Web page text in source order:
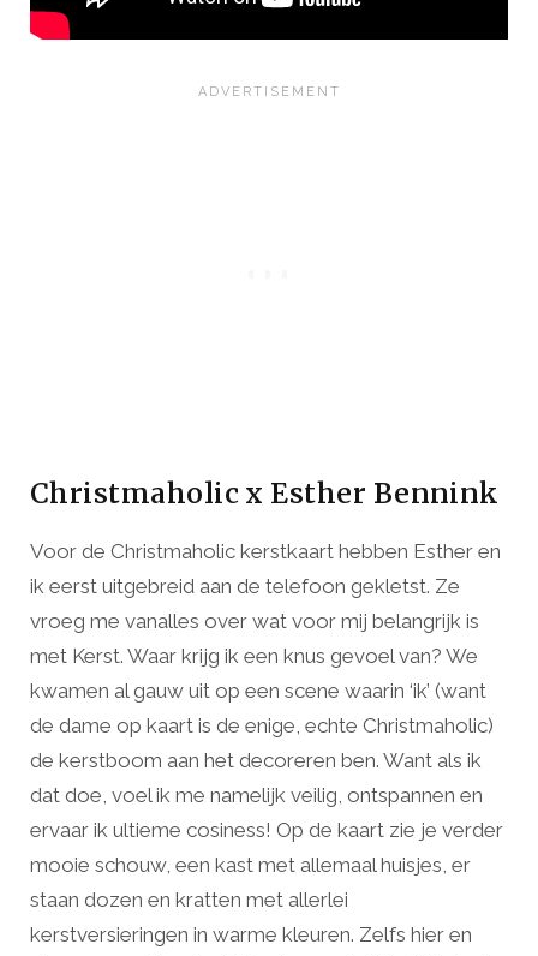
Christmaholic x Esther Bennink
Voor de Christmaholic kerstkaart hebben Esther en
ik eerst uitgebreid aan de telefoon gekletst. Ze
vroeg me vanalles over wat voor mij belangrijk is
met Kerst. Waar krijg ik een knus gevoel van? We
kwamen al gauw uit op een scene waarin ‘ik’ (want
de dame op kaart is de enige, echte Christmaholic)
de kerstboom aan het decoreren ben. Want als ik
dat doe, voel ik me namelijk veilig, ontspannen en
ervaar ik ultieme cosiness! Op de kaart zie je verder
mooie schouw, een kast met allemaal huisjes, er
staan dozen en kratten met allerlei
kerstversieringen in warme kleuren. Zelfs hier en